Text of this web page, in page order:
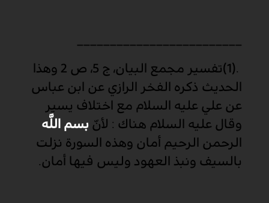
(1).
تفسير مجمع البيان، ج 5، ص 2 وهذا
الحديث ذكره الفخر الرازي عن ابن عباس
عن علي عليه السلام مع اختلاف يسير
وقال عليه السلام هناك : لأنّ بسم اللَّه
الرحمن الرحيم أمان وهذه السورة نزلت
بالسيف ونبذ العهود وليس فيها أمان.